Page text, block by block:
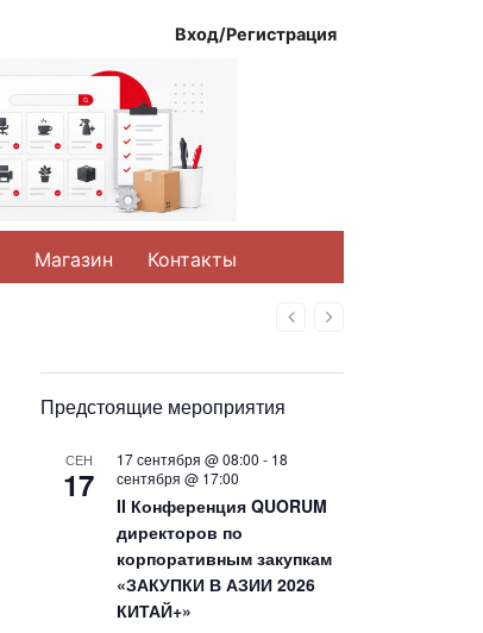
Вход/Регистрация
Магазин Контакты
НазадВперед
Предстоящие мероприятия
СЕН
17
17 сентября @ 08:00 - 18
сентября @ 17:00
II Конференция QUORUM
директоров по
корпоративным закупкам
«ЗАКУПКИ В АЗИИ 2026
КИТАЙ+»